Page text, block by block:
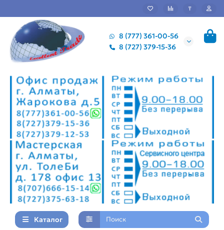
₸
8 (777) 361-00-56
8 (727) 379-15-36
Каталог